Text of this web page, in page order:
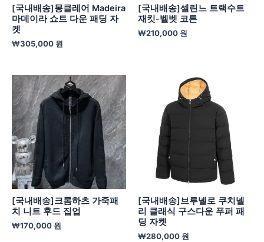
[국내배송]몽클레어 Madeira
마데이라 쇼트 다운 패딩 자
켓
₩305,000 원
[국내배송]셀린느 트랙수트
재킷-벨벳 코튼
₩210,000 원
[국내배송]크롬하츠 가죽패
치 니트 후드 집업
₩170,000 원
[국내배송]브루넬로 쿠치넬
리 클래식 구스다운 푸퍼 패
딩 자켓
₩280,000 원